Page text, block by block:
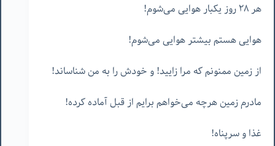
هر ٢٨ روز یکبار هوایی می‌شوم!
هوایی هستم بیشتر هوایی می‌شوم!
از زمین ممنونم که مرا زایید! و خودش را به من شناساند!
مادرم زمین هرچه می‌خواهم برایم از قبل آماده کرده!
غذا و سرپناه!